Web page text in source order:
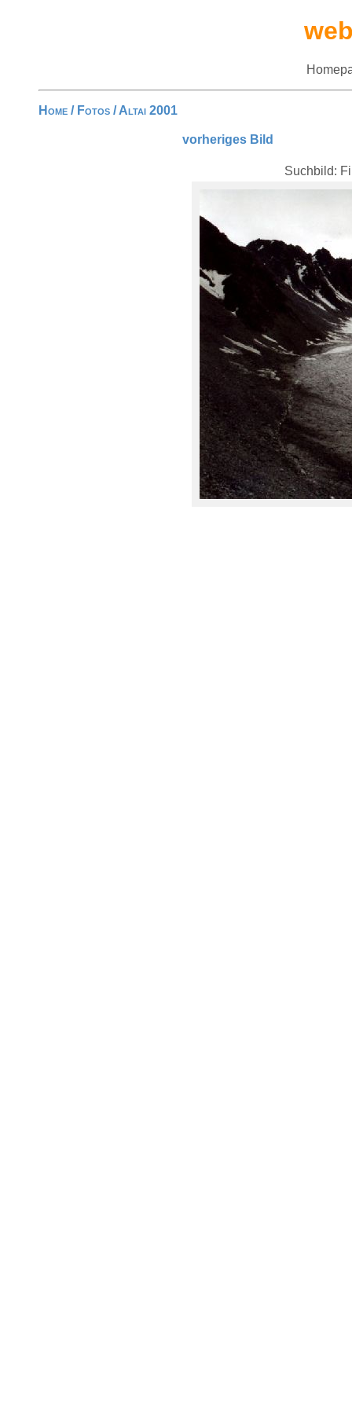
Home / Fotos /Altai 2001
vorheriges Bild
Suchbild: